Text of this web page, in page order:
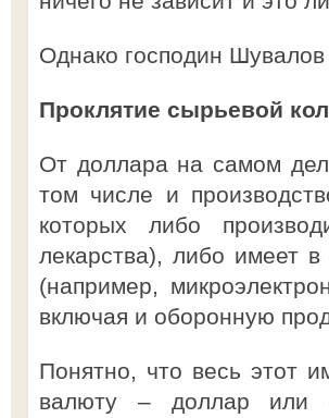
Однако господин Шувалов
Проклятие сырьевой
От доллара на самом
том числе и
которых либо
лекарства), либо имеет
(например,
включая и оборонную
Понятно, что весь этот
валюту – доллар или